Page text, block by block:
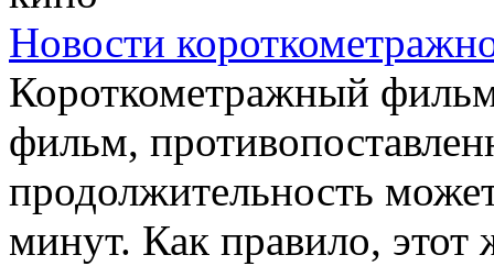
Новости
Короткометражный
фильм,
продолжительность
минут. Как правило, этот